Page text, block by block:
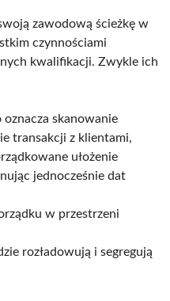
zawodową ścieżkę w
czynnościami
kwalifikacji. Zwykle ich
oznacza skanowanie
transakcji z klientami,
ułożenie
jednocześnie dat
w przestrzeni
rozładowują i segregują